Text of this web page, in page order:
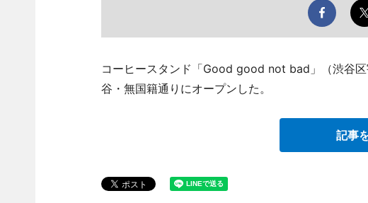
コーヒースタンド「Good good not bad」（渋谷
谷・無国籍通りにオープンした。
記事